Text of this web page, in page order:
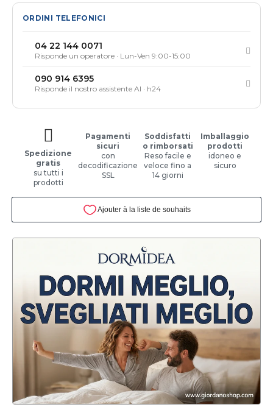
ORDINI TELEFONICI
04 22 144 0071
Risponde un operatore · Lun-Ven 9:00-15:00
090 914 6395
Risponde il nostro assistente AI · h24
Spedizione
gratis
su tutti i
prodotti
Pagamenti
sicuri
con
decodificazione
SSL
Soddisfatti
o rimborsati
Reso facile e
veloce fino a
14 giorni
Imballaggio
prodotti
idoneo e
sicuro